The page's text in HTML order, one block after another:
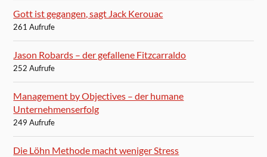
Gott ist gegangen, sagt Jack Kerouac
261 Aufrufe
Jason Robards – der gefallene Fitzcarraldo
252 Aufrufe
Management by Objectives – der humane
Unternehmenserfolg
249 Aufrufe
Die Löhn Methode macht weniger Stress